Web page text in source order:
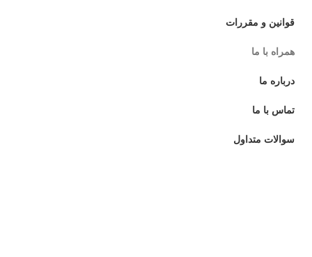
قوانین و مقررات
همراه با ما
درباره ما
تماس با ما
سوالات متداول